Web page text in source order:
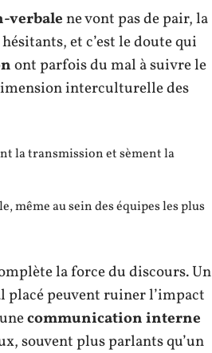
verbalene vont pas de pair, la
et c’est le doute qui
ont parfois du mal à suivre le
interculturelle des
la transmission et sèment la
même au sein des équipes les plus
la force du discours. Un
placé peuvent ruiner l’impact
communication interne
souvent plus parlants qu’un